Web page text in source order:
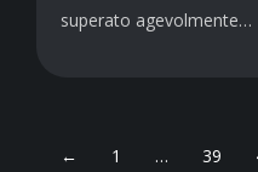
superato agevolmente…
← 1 … 39